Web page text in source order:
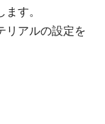
す。
リアルの設定を